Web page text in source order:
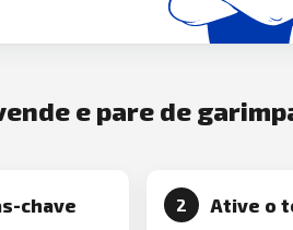
e pare de
chave 2 Ative o